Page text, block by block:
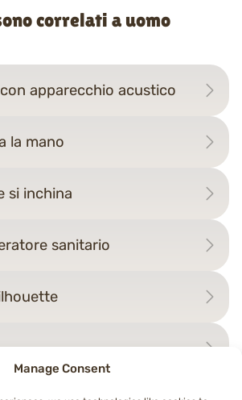
Manage Consent
correlati a uomo
apparecchio acustico
la mano
si inchina
sanitario